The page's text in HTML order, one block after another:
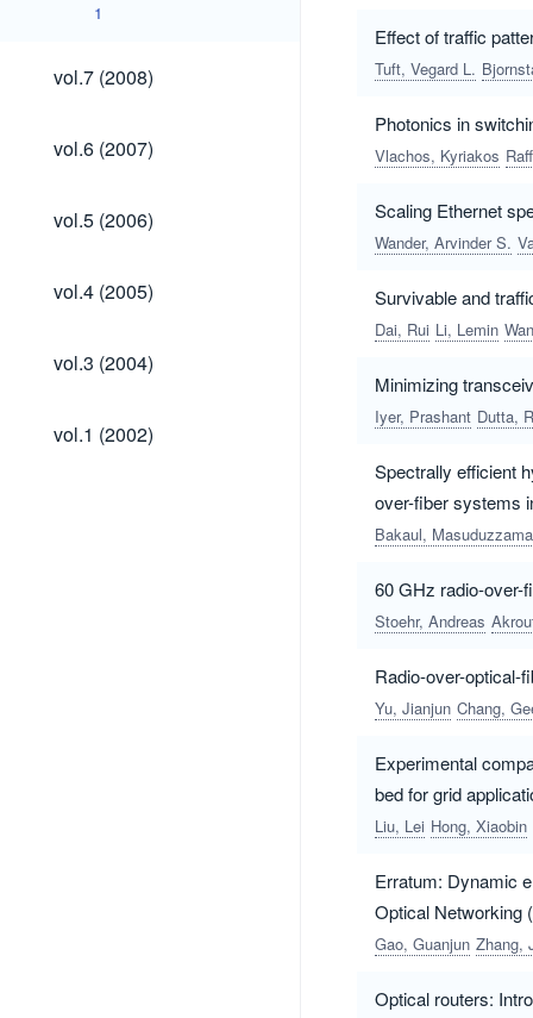
1
vol.7
(2008)
vol.7 (2008)
vol.6
(2007)
vol.6 (2007)
vol.5
(2006)
vol.5 (2006)
vol.4
(2005)
vol.4 (2005)
vol.3
(2004)
vol.3 (2004)
vol.1
(2002)
vol.1 (2002)
Effect of traffic
Tuft, Vegard L.
Photonics in
Vlachos, Kyriakos
Scaling Ethernet
Wander, Arvinder S.
Survivable and
Dai, Rui Li, Lemin
Minimizing
Iyer, Prashant Dutta,
Spectrally efficient
over-fiber systems
Bakaul,
60 GHz radio-over-
Stoehr, Andreas
Radio-over-optical-
Yu, Jianjun Chang,
Experimental
bed for grid
Liu, Lei Hong, Xiaobin
Erratum: Dynamic
Optical Networking
Gao, Guanjun Zhang,
Optical routers: